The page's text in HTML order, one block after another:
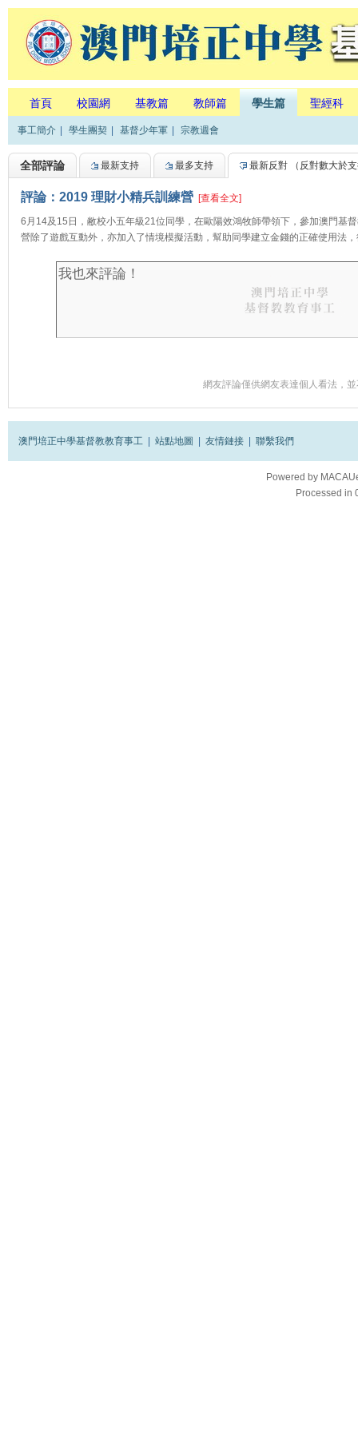
首頁 校園網 基教篇 教師篇 學生篇 聖經科
事工簡介 學生團契 基督少年軍 宗教週會
全部評論 最新支持 最多支持 最新反對 （反對數大於
評論：2019 理財小精兵訓練營 [查看全文]
6月14及15日，敝校小五年級21位同學，在歐陽效鴻牧師帶領下，參加澳門基
營除了遊戲互動外，亦加入了情境模擬活動，幫助同學建立金錢的正確使用法
網友評論僅供網友表達個人看法，
澳門培正中學基督教教育事工 站點地圖 友情鏈接 聯繫我們
Powered by
Processed in